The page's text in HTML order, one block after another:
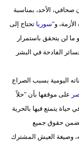
بيئة
مدوَّنات
أبراج
فيديو
سيارات
فهمي في بيان صحافي، الأحد، بمناسبة
و"سوريا تحتاج إلى
لن يتحقق باستمرار
الفادحة في البشر
اليومية بسبب الصراع
على موقفها بأن "حلاً
يتمتع فيها بالحرية
حقوق جميع
وصيغة العيش المشترك